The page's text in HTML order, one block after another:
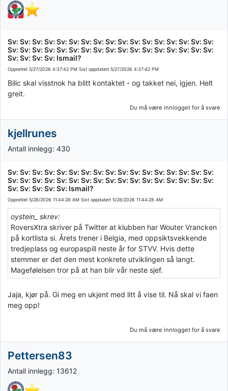
Sv: Sv: Sv: Sv: Sv: Sv: Sv: Sv: Sv: Sv: Sv: Sv: Sv: Sv: Sv: Sv: Sv:
Sv: Sv: Sv: Sv: Sv: Sv: Sv: Sv: Sv: Sv: Sv: Sv: Sv: Sv: Sv: Sv: Sv:
Sv: Sv: Sv: Sv: Ismail?
Opprettet 5/27/2026 4:37:42 PM Sist oppdatert 5/27/2026 4:37:42 PM
Bilic skal visstnok ha blitt kontaktet - og takket nei, igjen. Helt
greit.
Du må være innlogget for å svare
kjellrunes
Antall innlegg: 430
Sv: Sv: Sv: Sv: Sv: Sv: Sv: Sv: Sv: Sv: Sv: Sv: Sv: Sv: Sv: Sv: Sv:
Sv: Sv: Sv: Sv: Sv: Sv: Sv: Sv: Sv: Sv: Sv: Sv: Sv: Sv: Sv: Sv: Sv:
Sv: Sv: Sv: Sv: Sv: Ismail?
Opprettet 5/28/2026 11:44:28 AM Sist oppdatert 5/28/2026 11:44:28 AM
oystein_ skrev:
RoversXtra skriver på Twitter at klubben har Wouter Vrancken
på kortlista si. Årets trener i Belgia, med oppsiktsvekkende
tredjeplass og europaspill neste år for STVV. Hvis dette
stemmer er det den mest konkrete utviklingen så langt.
Magefølelsen tror på at han blir vår neste sjef.
Jaja, kjør på. Gi meg en ukjent med litt å vise til. Nå skal vi faen
meg opp!
Du må være innlogget for å svare
Pettersen83
Antall innlegg: 13612